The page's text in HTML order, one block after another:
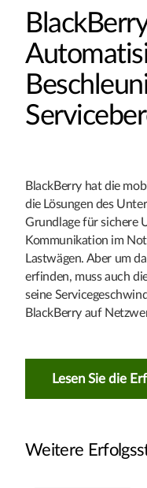
BlackBerry hat die
die Lösungen des
Grundlage für sichere
Kommunikation im
Lastwägen. Aber um
erfinden, muss auch
seine
BlackBerry auf
Lesen Sie die
Weitere